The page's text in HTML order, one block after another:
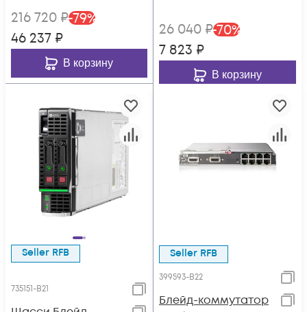
контроллер H244br,
сетевой
контроллер 10Gb
536FLB
216 720 ₽-79%
46 237 ₽
В корзину
26 040 ₽-70%
7 823 ₽
В корзину
Seller RFB
735151-B21
Seller RFB
399593-B22
Блейд-коммутатор